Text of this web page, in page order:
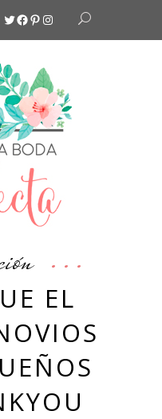
Twitter
Facebook
Pinterest
Instagram
EL